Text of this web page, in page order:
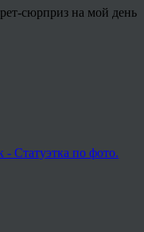
сюрприз на мой день
Статуэтка по фото.